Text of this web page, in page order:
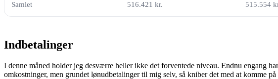
Samlet 516.421 kr. 515.554
Indbetalinger
I denne måned holder jeg desværre heller ikke det forventede niveau. Endnu engang
omkostninger, men grundet lønudbetalinger til mig selv, så kniber det med at komme